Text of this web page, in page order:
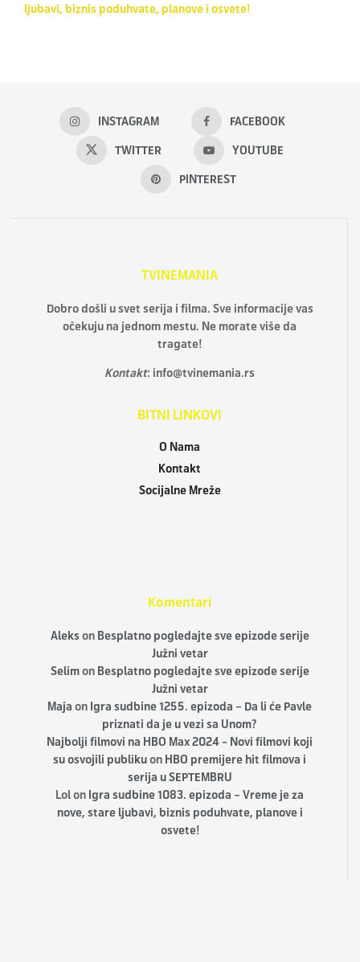
ljubavi, biznis poduhvate, planove i osvete!
INSTAGRAM FACEBOOK
TWITTER YOUTUBE
PINTEREST
TVINEMANIA
Dobro došli u svet serija i filma. Sve informacije vas
očekuju na jednom mestu. Ne morate više da
tragate!
Kontakt: info@tvinemania.rs
BITNI LINKOVI
O Nama
Kontakt
Socijalne Mreže
Komentari
Alekson Besplatno pogledajte sve epizode serije
Južni vetar
Selimon Besplatno pogledajte sve epizode serije
Južni vetar
Maja on Igra sudbine 1255. epizoda – Da li će Pavle
priznati da je u vezi sa Unom?
Najbolji filmovi na HBO Max 2024 - Novi filmovi koji
su osvojili publikuon HBO premijere hit filmova i
serija u SEPTEMBRU
Lolon Igra sudbine 1083. epizoda – Vreme je za
nove, stare ljubavi, biznis poduhvate, planove i
osvete!